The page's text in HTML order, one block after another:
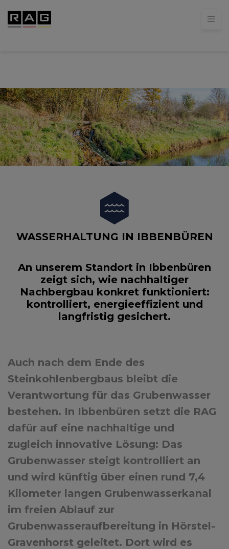
WASSERHALTUNG IN IBBENBÜREN
An unserem Standort in Ibbenbüren
zeigt sich, wie nachhaltiger
Nachbergbau konkret funktioniert:
kontrolliert, energieeffizient und
langfristig gesichert.
Auch nach dem Ende des
Steinkohlenbergbaus bleibt die
Verantwortung für das Grubenwasser
bestehen. In Ibbenbüren setzt die RAG
dafür auf eine nachhaltige und
zugleich innovative Lösung: Das
Grubenwasser steigt kontrolliert an
und wird künftig über einen rund 7,4
Kilometer langen Grubenwasserkanal
im freien Ablauf zur
Grubenwasseraufbereitung in Hörstel-
Gravenhorst geleitet. Dort wird es